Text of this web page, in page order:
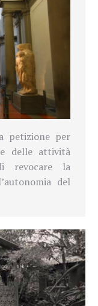
petizione per
delle attività
revocare la
del